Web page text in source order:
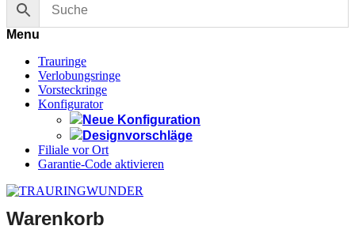
Menu
Trauringe
Verlobungsringe
Vorsteckringe
Konfigurator
Neue Konfiguration
Designvorschläge
Filiale vor Ort
Garantie-Code aktivieren
Warenkorb